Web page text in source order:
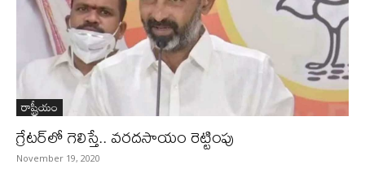
రాష్ట్రీయం
గ్రేటర్‌లో గెలిస్తే.. వరదసాయం రెట్టింపు
November 19, 2020